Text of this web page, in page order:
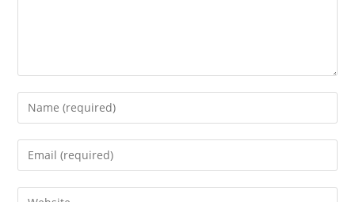
Enter
your
name
Enter
your
email
Enter